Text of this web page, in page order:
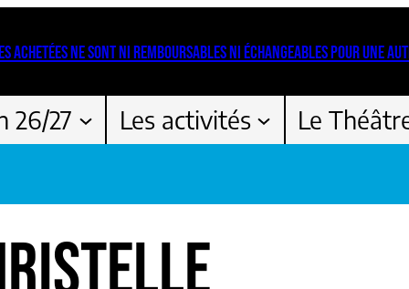
ACHETÉES NE SONT NI REMBOURSABLES NI ÉCHANGEABLES POUR UNE
26/27 Les activités Le